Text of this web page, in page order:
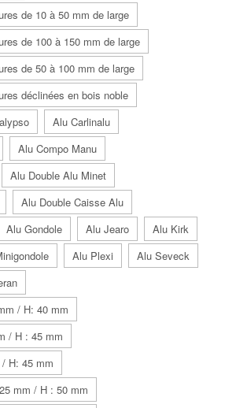
de 10 à 50 mm de large
de 100 à 150 mm de large
de 50 à 100 mm de large
déclinées en bois noble
Alu Carlinalu
Alu Compo Manu
Alu Double Alu Minet
Alu Double Caisse Alu
Alu Gondole Alu Jearo
Alu Kirk
Alu Plexi
Alu Seveck
/ H: 40 mm
/ H : 45 mm
H: 45 mm
mm / H : 50 mm